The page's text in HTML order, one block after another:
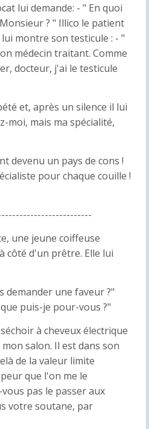
lui demande: - " En quoi
? " Illico le patient
montre son testicule : - "
médecin traitant. Comme
docteur, j'ai le testicule
et, après un silence il lui
moi, mais ma spécialité,
devenu un pays de cons !
pour chaque couille !
une jeune coiffeuse
côté d'un prêtre. Elle lui
demander une faveur ?"
puis-je pour-vous ?"
à cheveux électrique
salon. Il est dans son
de la valeur limite
que l'on me le
pas le passer aux
votre soutane, par